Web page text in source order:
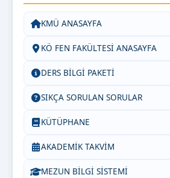
KMÜ ANASAYFA
KÖ FEN FAKÜLTESİ ANASAYFA
DERS BİLGİ PAKETİ
SIKÇA SORULAN SORULAR
KÜTÜPHANE
AKADEMİK TAKVİM
MEZUN BİLGİ SİSTEMİ